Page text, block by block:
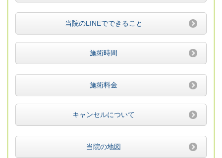
当院のLINEでできること
施術時間
施術料金
キャンセルについて
当院の地図